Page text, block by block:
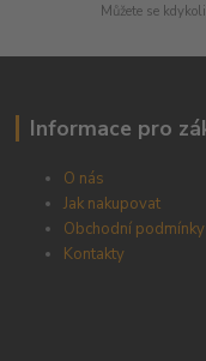
Můžete se
Informace pro
O nás
Jak nakupovat
Obchodní podmínky
Kontakty